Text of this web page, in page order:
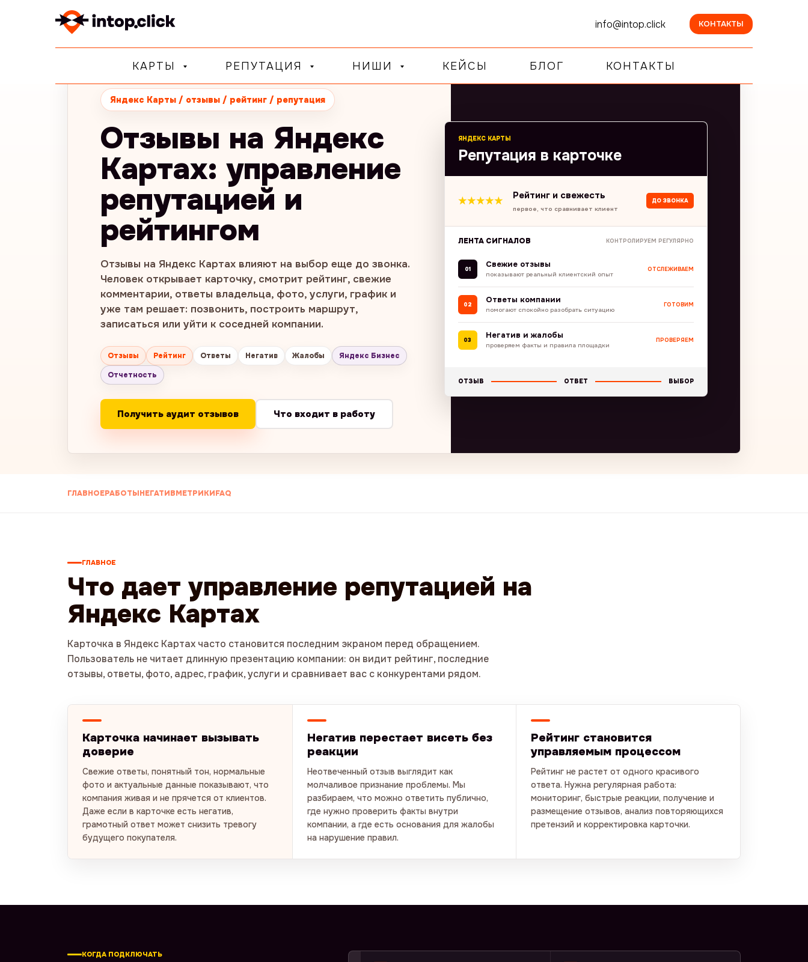
info@intop.click КОНТАКТЫ
КАРТЫ РЕПУТАЦИЯ НИШИ КЕЙСЫ БЛОГ КОНТАКТЫ
Яндекс Карты / отзывы / рейтинг / репутация
Отзывы на Яндекс
Картах: управление
репутацией и
рейтингом
Отзывы на Яндекс Картах влияют на выбор еще до звонка.
Человек открывает карточку, смотрит рейтинг, свежие
комментарии, ответы владельца, фото, услуги, график и
уже там решает: позвонить, построить маршрут,
записаться или уйти к соседней компании.
Отзывы Рейтинг Ответы Негатив Жалобы
Яндекс Бизнес
Отчетность
Получить аудит отзывов Что входит в работу
ЯНДЕКС КАРТЫ
Репутация в карточке
Рейтинг и свежесть
первое, что сравнивает клиент
ДО ЗВОНКА
ЛЕНТА СИГНАЛОВ КОНТРОЛИРУЕМ РЕГУЛЯРНО
01 Свежие отзывы
показывают реальный клиентский опыт
ОТСЛЕЖИВАЕМ
02 Ответы компании
помогают спокойно разобрать ситуацию
ГОТОВИМ
03 Негатив и жалобы
проверяем факты и правила площадки
ПРОВЕРЯЕМ
ОТЗЫВ ОТВЕТ ВЫБОР
ГЛАВНОЕРАБОТЫНЕГАТИВМЕТРИКИFAQ
ГЛАВНОЕ
Что дает управление репутацией на
Яндекс Картах
Карточка в Яндекс Картах часто становится последним экраном перед обращением.
Пользователь не читает длинную презентацию компании: он видит рейтинг, последние
отзывы, ответы, фото, адрес, график, услуги и сравнивает вас с конкурентами рядом.
Карточка начинает вызывать
доверие
Свежие ответы, понятный тон, нормальные
фото и актуальные данные показывают, что
компания живая и не прячется от клиентов.
Даже если в карточке есть негатив,
грамотный ответ может снизить тревогу
будущего покупателя.
Негатив перестает висеть без
реакции
Неотвеченный отзыв выглядит как
молчаливое признание проблемы. Мы
разбираем, что можно ответить публично,
где нужно проверить факты внутри
компании, а где есть основания для жалобы
на нарушение правил.
Рейтинг становится
управляемым процессом
Рейтинг не растет от одного красивого
ответа. Нужна регулярная работа:
мониторинг, быстрые реакции, получение и
размещение отзывов, анализ повторяющихся
претензий и корректировка карточки.
КОГДА ПОДКЛЮЧАТЬ